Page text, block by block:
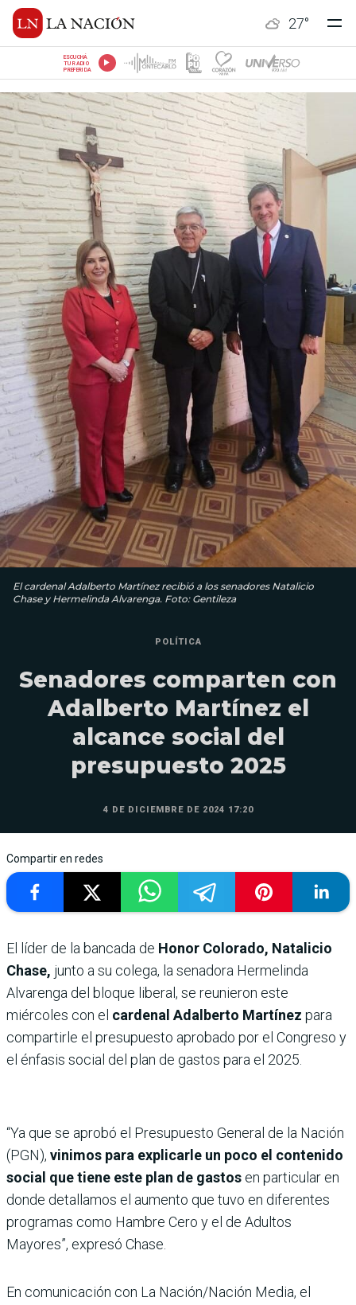
27°
ESCUCHÁ
TU RADIO
PREFERIDA
El cardenal Adalberto Martínez recibió a los senadores Natalicio
Chase y Hermelinda Alvarenga. Foto: Gentileza
POLÍTICA
Senadores comparten con
Adalberto Martínez el
alcance social del
presupuesto 2025
4 DE DICIEMBRE DE 2024 17:20
Compartir en redes
El líder de la bancada de Honor Colorado, Natalicio
Chase, junto a su colega, la senadora Hermelinda
Alvarenga del bloque liberal, se reunieron este
miércoles con el cardenal Adalberto Martínez para
compartirle el presupuesto aprobado por el Congreso y
el énfasis social del plan de gastos para el 2025.
“Ya que se aprobó el Presupuesto General de la Nación
(PGN), vinimos para explicarle un poco el contenido
social que tiene este plan de gastos en particular en
donde detallamos el aumento que tuvo en diferentes
programas como Hambre Cero y el de Adultos
Mayores”, expresó Chase.
En comunicación con La Nación/Nación Media, el